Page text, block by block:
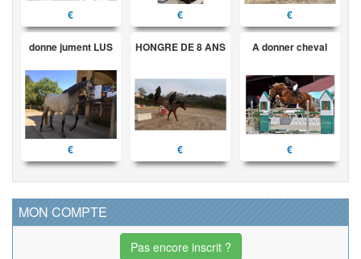
€ € €
donne jument LUS
€
HONGRE DE 8 ANS
€
A donner cheval
€
MON COMPTE
Pas encore inscrit ?